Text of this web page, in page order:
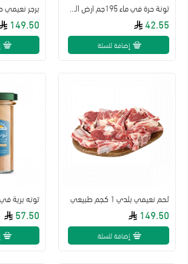
42.55
إضافة للسلة
برجر نعيمي طازج 1
149.50
لحم نعيمي بلدي 1 كجم طبيعي
149.50
إضافة للسلة
57.50